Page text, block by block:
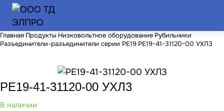
Главная Продукты Низковольтное оборудование Рубильники
Разъединители-разъединители серии РЕ19 РЕ19-41-31120-00 УХЛ3
РЕ19-41-31120-00 УХЛ3
В наличии